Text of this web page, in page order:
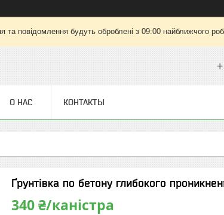
та повідомлення будуть оброблені з 09:00 найближчого
О НАС КОНТАКТЫ
Ґрунтівка по бетону глибокого
340 ₴/каністра